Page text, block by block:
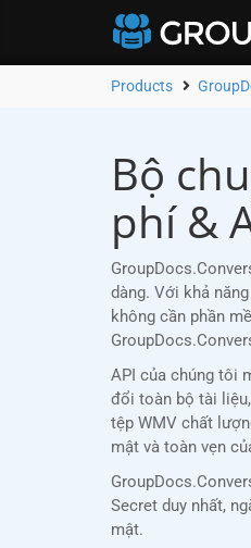
Products
Bộ
phí &
dàng. Với khả
không cần phần
API của chúng tôi
đổi toàn bộ tài
tệp WMV chất
mật và toàn vẹn
Secret duy nhất,
mật.